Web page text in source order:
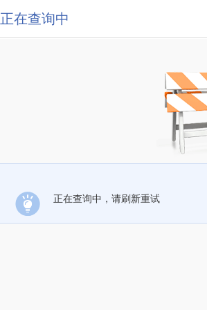
正在查询中
正在查询中，请刷新重试